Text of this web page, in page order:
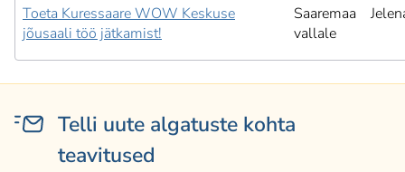
Toeta Kuressaare WOW Keskuse
jõusaali töö jätkamist!
Saaremaa
vallale
Telli uute algatuste kohta
teavitused